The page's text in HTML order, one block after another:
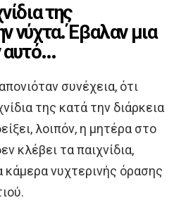
της
νύχτα. Έβαλαν μια
αυτό…
συνέχεια, ότι
της κατά την διάρκεια
λοιπόν, η μητέρα στο
κλέβει τα παιχνίδια,
κάμερα νυχτερινής όρασης